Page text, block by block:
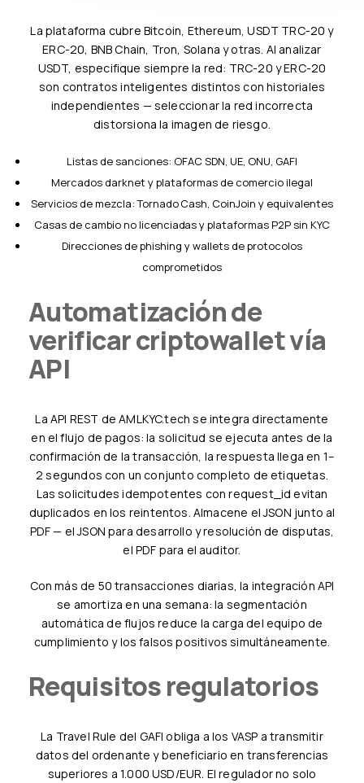
La plataforma cubre Bitcoin, Ethereum, USDT TRC-20 y
ERC-20, BNB Chain, Tron, Solana y otras. Al analizar
USDT, especifique siempre la red: TRC-20 y ERC-20
son contratos inteligentes distintos con historiales
independientes — seleccionar la red incorrecta
distorsiona la imagen de riesgo.
Listas de sanciones: OFAC SDN, UE, ONU, GAFI
Mercados darknet y plataformas de comercio ilegal
Servicios de mezcla: Tornado Cash, CoinJoin y equivalentes
Casas de cambio no licenciadas y plataformas P2P sin KYC
Direcciones de phishing y wallets de protocolos
comprometidos
Automatización de
verificar criptowallet vía
API
La API REST de AMLKYC.tech se integra directamente
en el flujo de pagos: la solicitud se ejecuta antes de la
confirmación de la transacción, la respuesta llega en 1–
2 segundos con un conjunto completo de etiquetas.
Las solicitudes idempotentes con request_id evitan
duplicados en los reintentos. Almacene el JSON junto al
PDF — el JSON para desarrollo y resolución de disputas,
el PDF para el auditor.
Con más de 50 transacciones diarias, la integración API
se amortiza en una semana: la segmentación
automática de flujos reduce la carga del equipo de
cumplimiento y los falsos positivos simultáneamente.
Requisitos regulatorios
La Travel Rule del GAFI obliga a los VASP a transmitir
datos del ordenante y beneficiario en transferencias
superiores a 1.000 USD/EUR. El regulador no solo